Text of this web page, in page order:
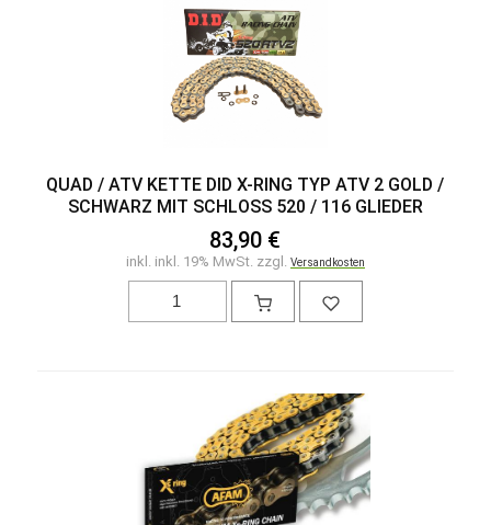
QUAD / ATV KETTE DID X-RING TYP ATV 2 GOLD /
SCHWARZ MIT SCHLOSS 520 / 116 GLIEDER
83,90 €
inkl. inkl. 19% MwSt. zzgl. Versandkosten